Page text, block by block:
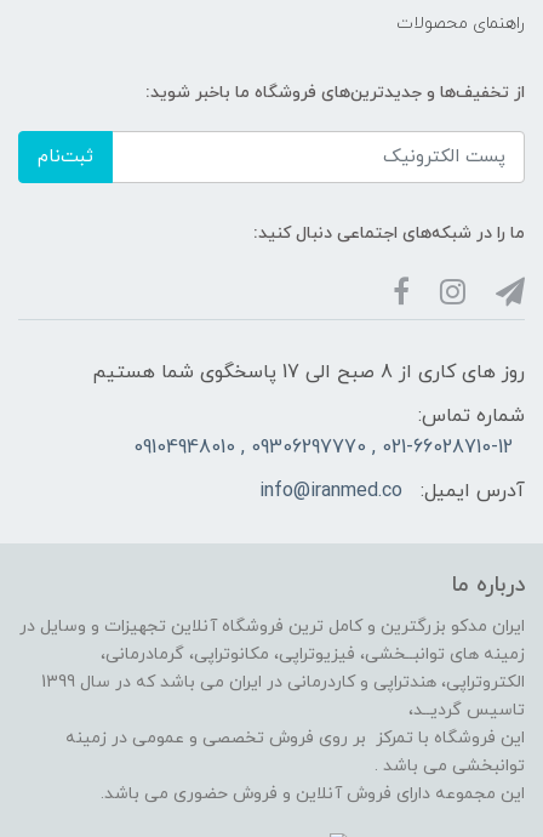
راهنمای محصولات
از تخفیف‌ها و جدیدترین‌های فروشگاه ما باخبر شوید:
ثبت‌نام
ما را در شبکه‌های اجتماعی دنبال کنید:
روز های کاری از 8 صبح الی 17 پاسخگوی شما هستیم
شماره تماس:
021-66028710-12 , 09306297770 , 09104948010
آدرس ایمیل:
info@iranmed.co
درباره ما
ایران مدکو بزرگترین و کامل ترین فروشگاه آنلاین تجهیزات و وسایل در
زمینه های توانبــخشی، فیزیوتراپی، مکانوتراپی، گرمادرمانی،
الکتروتراپی، هندتراپی و کاردرمانی در ایران می باشد که در سال 1399
تاسیس گردیــد،
این فروشگاه با تمرکز بر روی فروش تخصصی و عمومی در زمینه
توانبخشی می باشد .
این مجموعه دارای فروش آنلاین و فروش حضوری می باشد.